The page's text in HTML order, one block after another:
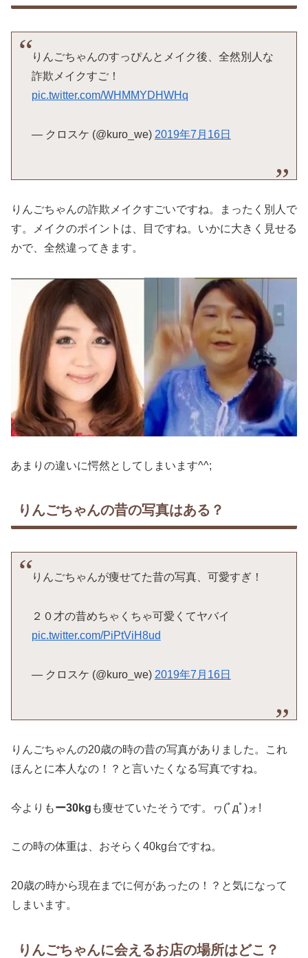
りんごちゃんのすっぴんとメイク後、全然別人な
詐欺メイクすご！
pic.twitter.com/WHMMYDHWHq
— クロスケ (@kuro_we) 2019年7月16日
りんごちゃんの詐欺メイクすごいですね。まったく別人で
す。メイクのポイントは、目ですね。いかに大きく見せる
かで、全然違ってきます。
あまりの違いに愕然としてしまいます^^;
りんごちゃんの昔の写真はある？
りんごちゃんが痩せてた昔の写真、可愛すぎ！
２０才の昔めちゃくちゃ可愛くてヤバイ
pic.twitter.com/PiPtViH8ud
— クロスケ (@kuro_we) 2019年7月16日
りんごちゃんの20歳の時の昔の写真がありました。これ
ほんとに本人なの！？と言いたくなる写真ですね。
今よりもー30kg も痩せていたそうです。ヮ(ﾟдﾟ)ォ!
この時の体重は、おそらく40kg台ですね。
20歳の時から現在までに何があったの！？と気になって
しまいます。
りんごちゃんに会えるお店の場所はどこ？